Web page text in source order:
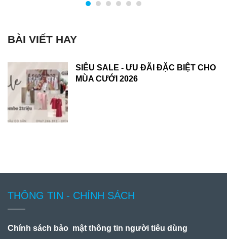
BÀI VIẾT HAY
SIÊU SALE - ƯU ĐÃI ĐẶC BIỆT CHO
MÙA CƯỚI 2026
THÔNG TIN - CHÍNH SÁCH
Chính sách bảo mật thông tin người tiêu dùng